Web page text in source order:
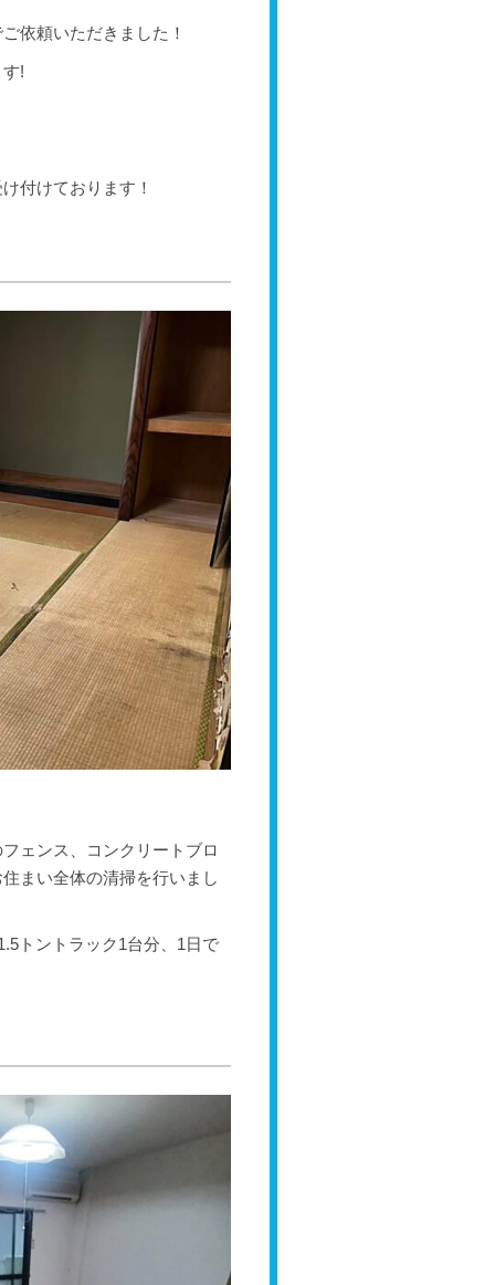
依頼いただきました！
!
付けております！
ェンス、コンクリートブロ
まい全体の清掃を行いまし
トントラック1台分、1日で